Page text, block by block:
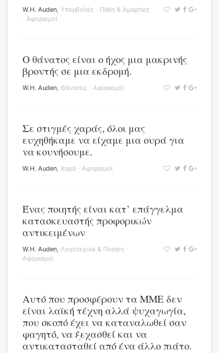
W.H. Auden, Υπερβολές · Πάθη & Αμαρτίες
· Αφορισμοί
Ο θάνατος είναι ο ήχος μια μακρινής
βροντής σε μια εκδρομή.
W.H. Auden, Θάνατος · Αφορισμοί
Σε στιγμές χαράς, όλοι μας
ευχηθήκαμε να είχαμε μια ουρά για
να κουνήσουμε.
W.H. Auden, Χαρά · Αφορισμοί
Ένας ποιητής είναι κατ’ επάγγελμα
κατασκευαστής προφορικών
αντικειμένων
W.H. Auden, Λογοτεχνία & Ποίηση ·
Αφορισμοί
Αυτό που προσφέρουν τα ΜΜΕ δεν
είναι λαϊκή τέχνη αλλά ψυχαγωγία,
που σκοπό έχει να καταναλωθεί σαν
φαγητό, να ξεχασθεί και να
αντικατασταθεί από ένα άλλο πιάτο.